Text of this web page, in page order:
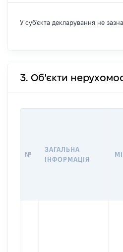
У суб'єкта декларування не
3. Об'єкти
№
ЗАГАЛЬНА
ІНФОРМАЦІЯ